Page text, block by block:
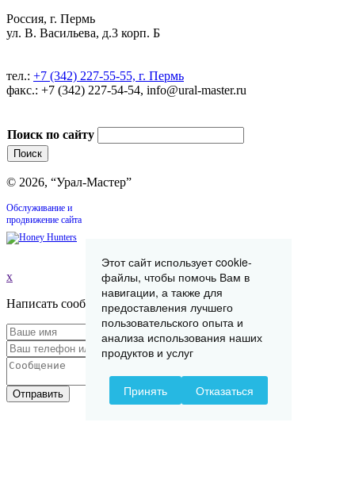
Россия, г. Пермь
ул. В. Васильева, д.3 корп. Б
тел.: +7 (342) 227-55-55, г. Пермь
факс.: +7 (342) 227-54-54, info@ural-master.ru
Поиск по сайту
© 2026, “Урал-Мастер”
Обслуживание и
продвижение сайта
x
Написать сообщение
Отправить
Этот сайт использует cookie-
файлы, чтобы помочь Вам в
навигации, а также для
предоставления лучшего
пользовательского опыта и
анализа использования наших
продуктов и услуг
Принять Отказаться